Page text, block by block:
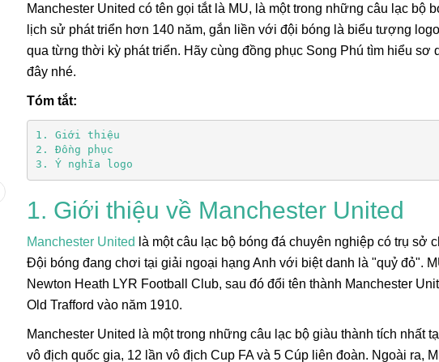
Manchester United có tên gọi tắt là MU, là một trong những câu lạc
lịch sử phát triển hơn 140 năm, gắn liền với đội bóng là biểu tượng
qua từng thời kỳ phát triển. Hãy cùng đồng phục Song Phú tìm hiểu sơ
đây nhé.
Tóm tắt:
1. Giới thiệu
2. Đồng phục
3. Ý nghĩa logo
1. Giới thiệu về Manchester United
Manchester United là một câu lạc bộ bóng đá chuyên nghiệp có trụ sở
Đội bóng đang chơi tại giải ngoại hạng Anh với biệt danh là "quỷ đỏ".
Newton Heath LYR Football Club, sau đó đổi tên thành Manchester
Old Trafford vào năm 1910.
Manchester United là một trong những câu lạc bộ giàu thành tích nhất
vô địch quốc gia, 12 lần vô địch Cup FA và 5 Cúp liên đoàn. Ngoài ra,
Quốc Kỳ Việt Nam Đẹp, Sắc
26/06/2025
Đơn Chí Là Gì? Ý
Thực Sự Của
Ngữ Này
15/06/2026